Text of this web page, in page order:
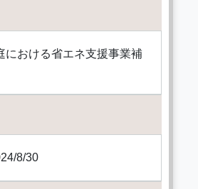
における省エネ支援事業補
8/30